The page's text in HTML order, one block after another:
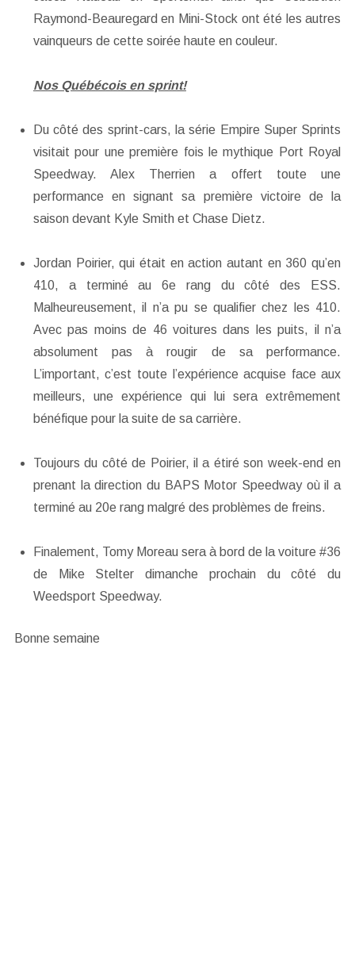
Raymond-Beauregard en Mini-Stock ont été les autres
vainqueurs de cette soirée haute en couleur.
Nos Québécois en sprint!
Du côté des sprint-cars, la série Empire Super Sprints
visitait pour une première fois le mythique Port Royal
Speedway. Alex Therrien a offert toute une
performance en signant sa première victoire de la
saison devant Kyle Smith et Chase Dietz.
Jordan Poirier, qui était en action autant en 360 qu’en
410, a terminé au 6e rang du côté des ESS.
Malheureusement, il n’a pu se qualifier chez les 410.
Avec pas moins de 46 voitures dans les puits, il n’a
absolument pas à rougir de sa performance.
L’important, c’est toute l’expérience acquise face aux
meilleurs, une expérience qui lui sera extrêmement
bénéfique pour la suite de sa carrière.
Toujours du côté de Poirier, il a étiré son week-end en
prenant la direction du BAPS Motor Speedway où il a
terminé au 20e rang malgré des problèmes de freins.
Finalement, Tomy Moreau sera à bord de la voiture #36
de Mike Stelter dimanche prochain du côté du
Weedsport Speedway.
Bonne semaine